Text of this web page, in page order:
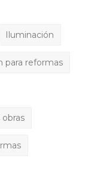
Iluminación
para reformas